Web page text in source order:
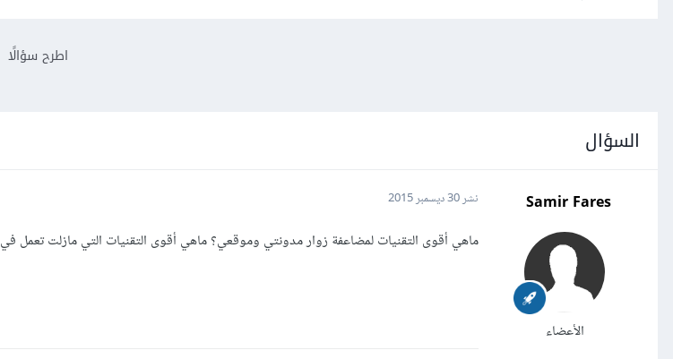
اطرح سؤالًا
السؤال
Samir Fares
الأعضاء
نشر30 ديسمبر 2015
ماهي أقوى التقنيات لمضاعفة زوار مدونتي وموقعي؟ ماهي أقوى التقنيات التي مازلت تعمل في 2016؟